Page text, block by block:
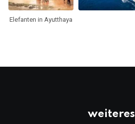
Elefanten in Ayutthaya
weiteres